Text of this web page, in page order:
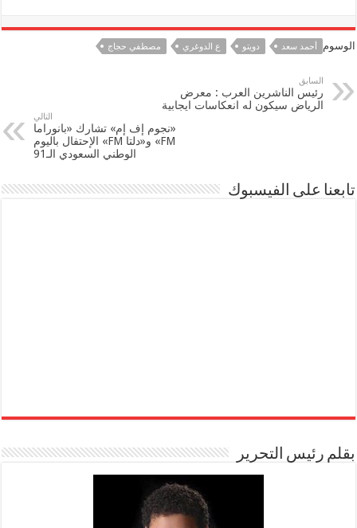
الوسوم أحمد سعد دويتو ع الدوغري مصطفي حجاج
السابق
رئيس الناشرين العرب : معرض
الرياض سيكون له انعكاسات ايجابية
التالي
«نجوم إف إم» تشارك «بانوراما
FM» و«دلتا FM» الإحتفال باليوم
الوطني السعودي الـ91
تابعنا على الفيسبوك
بقلم رئيس التحرير